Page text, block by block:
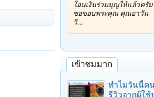
โอนเงินร่วมบุญให้แล้วครับ
ขอขอบพระคุณ คุณอาวัน
วิ…
เข้าชมมาก
ทำไมวันนี้ค
รีวิวจากผู้ใ